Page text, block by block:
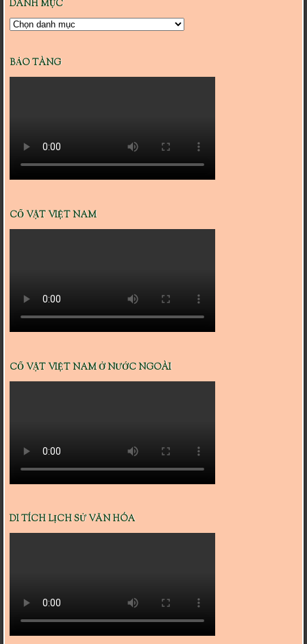
DANH MỤC
Danh
BẢO TÀNG
CỔ VẬT VIỆT NAM
CỔ VẬT VIỆT NAM Ở NƯỚC NGOÀI
DI TÍCH LỊCH SỬ VĂN HÓA